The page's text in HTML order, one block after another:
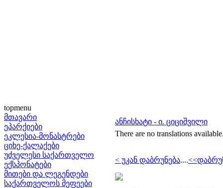
topmenu
მთავარი
ეპარქიები
ეკლესია-მონასტრები
ციხე-ქალაქები
უძველესი საქართველო
ექსპონატები
მითები და ლეგენდები
საქართველოს მეფეები
ანჩისხატი - ი. ციციშვილი
There are no translations
< უკან დაბრუნება....